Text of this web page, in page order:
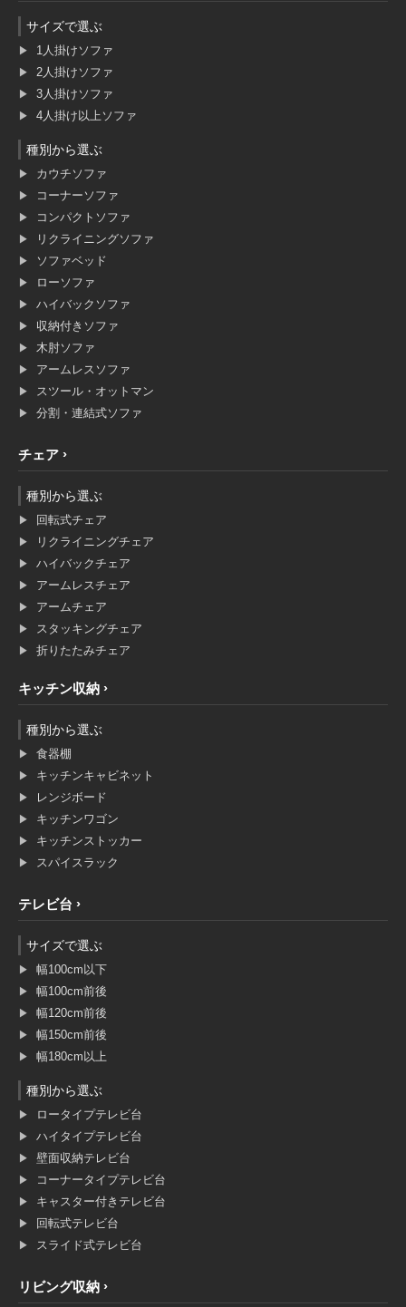
サイズで選ぶ
1人掛けソファ
2人掛けソファ
3人掛けソファ
4人掛け以上ソファ
種別から選ぶ
カウチソファ
コーナーソファ
コンパクトソファ
リクライニングソファ
ソファベッド
ローソファ
ハイバックソファ
収納付きソファ
木肘ソファ
アームレスソファ
スツール・オットマン
分割・連結式ソファ
チェア
種別から選ぶ
回転式チェア
リクライニングチェア
ハイバックチェア
アームレスチェア
アームチェア
スタッキングチェア
折りたたみチェア
キッチン収納
種別から選ぶ
食器棚
キッチンキャビネット
レンジボード
キッチンワゴン
キッチンストッカー
スパイスラック
テレビ台
サイズで選ぶ
幅100cm以下
幅100cm前後
幅120cm前後
幅150cm前後
幅180cm以上
種別から選ぶ
ロータイプテレビ台
ハイタイプテレビ台
壁面収納テレビ台
コーナータイプテレビ台
キャスター付きテレビ台
回転式テレビ台
スライド式テレビ台
リビング収納